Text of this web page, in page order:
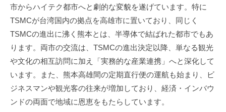
市からハイテク都市へと劇的な変貌を遂げています。特に
TSMCが台湾国内の拠点を高雄市に置いており、同じく
TSMCの進出に沸く熊本とは、半導体で結ばれた都市でもあ
ります。両市の交流は、TSMCの進出決定以降、単なる観光
や文化の相互訪問に加え「実務的な産業連携」へと深化して
います。また、熊本高雄間の定期直行便の運航も始まり、ビ
ジネスマンや観光客の往来が増加しており、経済・インバウ
ンドの両面で地域に恩恵をもたらしています。